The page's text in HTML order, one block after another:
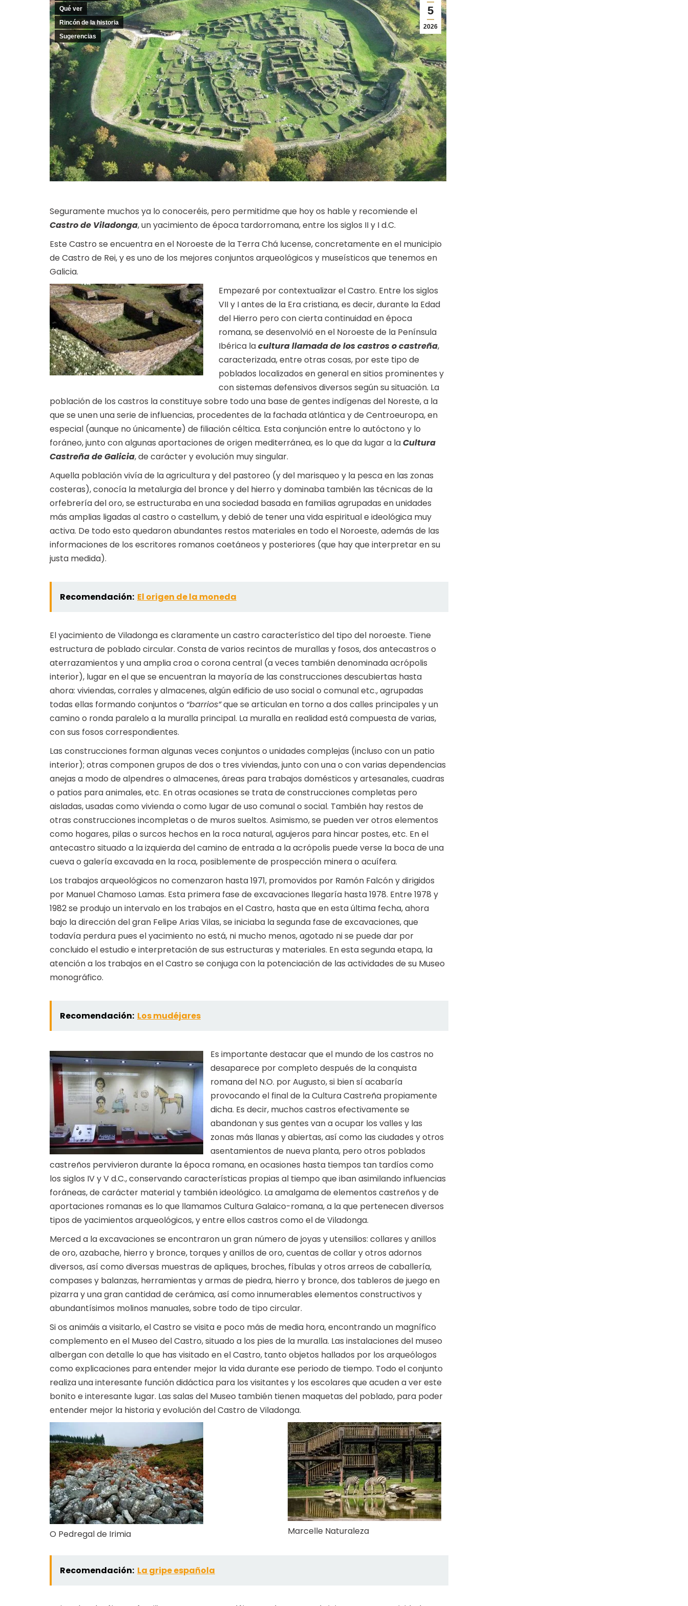
5
2026
Qué ver
Rincón de la historia
Sugerencias
Seguramente muchos ya lo conoceréis, pero permitidme que hoy os hable y recomiende el
Castro de Viladonga, un yacimiento de época tardorromana, entre los siglos II y I d.C.
Este Castro se encuentra en el Noroeste de la Terra Chá lucense, concretamente en el municipio
de Castro de Rei, y es uno de los mejores conjuntos arqueológicos y museísticos que tenemos en
Galicia.
Empezaré por contextualizar el Castro. Entre los siglos
VII y I antes de la Era cristiana, es decir, durante la Edad
del Hierro pero con cierta continuidad en época
romana, se desenvolvió en el Noroeste de la Península
Ibérica lacultura llamada de los castros o castreña,
caracterizada, entre otras cosas, por este tipo de
poblados localizados en general en sitios prominentes y
con sistemas defensivos diversos según su situación. La
población de los castros la constituye sobre todo una base de gentes indígenas del Noreste, a la
que se unen una serie de influencias, procedentes de la fachada atlántica y de Centroeuropa, en
especial (aunque no únicamente) de filiación céltica. Esta conjunción entre lo autóctono y lo
foráneo, junto con algunas aportaciones de origen mediterránea, es lo que da lugar a laCultura
Castreña de Galicia, de carácter y evolución muy singular.
Aquella población vivía de la agricultura y del pastoreo (y del marisqueo y la pesca en las zonas
costeras), conocía la metalurgia del bronce y del hierro y dominaba también las técnicas de la
orfebrería del oro, se estructuraba en una sociedad basada en familias agrupadas en unidades
más amplias ligadas al castro o castellum, y debió de tener una vida espiritual e ideológica muy
activa. De todo esto quedaron abundantes restos materiales en todo el Noroeste, además de las
informaciones de los escritores romanos coetáneos y posteriores (que hay que interpretar en su
justa medida).
Recomendación: El origen de la moneda
El yacimiento de Viladonga es claramente un castro característico del tipo del noroeste. Tiene
estructura de poblado circular. Consta de varios recintos de murallas y fosos, dos antecastros o
aterrazamientos y una amplia croa o corona central (a veces también denominada acrópolis
interior), lugar en el que se encuentran la mayoría de las construcciones descubiertas hasta
ahora: viviendas, corrales y almacenes, algún edificio de uso social o comunal etc., agrupadas
todas ellas formando conjuntos o “barrios”que se articulan en torno a dos calles principales y un
camino o ronda paralelo a la muralla principal. La muralla en realidad está compuesta de varias,
con sus fosos correspondientes.
Las construcciones forman algunas veces conjuntos o unidades complejas (incluso con un patio
interior); otras componen grupos de dos o tres viviendas, junto con una o con varias dependencias
anejas a modo de alpendres o almacenes, áreas para trabajos domésticos y artesanales, cuadras
o patios para animales, etc. En otras ocasiones se trata de construcciones completas pero
aisladas, usadas como vivienda o como lugar de uso comunal o social. También hay restos de
otras construcciones incompletas o de muros sueltos. Asimismo, se pueden ver otros elementos
como hogares, pilas o surcos hechos en la roca natural, agujeros para hincar postes, etc. En el
antecastro situado a la izquierda del camino de entrada a la acrópolis puede verse la boca de una
cueva o galería excavada en la roca, posiblemente de prospección minera o acuífera.
Los trabajos arqueológicos no comenzaron hasta 1971, promovidos por Ramón Falcón y dirigidos
por Manuel Chamoso Lamas. Esta primera fase de excavaciones llegaría hasta 1978. Entre 1978 y
1982 se produjo un intervalo en los trabajos en el Castro, hasta que en esta última fecha, ahora
bajo la dirección del gran Felipe Arias Vilas, se iniciaba la segunda fase de excavaciones, que
todavía perdura pues el yacimiento no está, ni mucho menos, agotado ni se puede dar por
concluido el estudio e interpretación de sus estructuras y materiales. En esta segunda etapa, la
atención a los trabajos en el Castro se conjuga con la potenciación de las actividades de su Museo
monográfico.
Recomendación: Los mudéjares
Es importante destacar que el mundo de los castros no
desaparece por completo después de la conquista
romana del N.O. por Augusto, si bien sí acabaría
provocando el final de la Cultura Castreña propiamente
dicha. Es decir, muchos castros efectivamente se
abandonan y sus gentes van a ocupar los valles y las
zonas más llanas y abiertas, así como las ciudades y otros
asentamientos de nueva planta, pero otros poblados
castreños pervivieron durante la época romana, en ocasiones hasta tiempos tan tardíos como
los siglos IV y V d.C., conservando características propias al tiempo que iban asimilando influencias
foráneas, de carácter material y también ideológico. La amalgama de elementos castreños y de
aportaciones romanas es lo que llamamos Cultura Galaico-romana, a la que pertenecen diversos
tipos de yacimientos arqueológicos, y entre ellos castros como el de Viladonga.
Merced a la excavaciones se encontraron un gran número de joyas y utensilios: collares y anillos
de oro, azabache, hierro y bronce, torques y anillos de oro, cuentas de collar y otros adornos
diversos, así como diversas muestras de apliques, broches, fíbulas y otros arreos de caballería,
compases y balanzas, herramientas y armas de piedra, hierro y bronce, dos tableros de juego en
pizarra y una gran cantidad de cerámica, así como innumerables elementos constructivos y
abundantísimos molinos manuales, sobre todo de tipo circular.
Si os animáis a visitarlo, el Castro se visita e poco más de media hora, encontrando un magnífico
complemento en el Museo del Castro, situado a los pies de la muralla. Las instalaciones del museo
albergan con detalle lo que has visitado en el Castro, tanto objetos hallados por los arqueólogos
como explicaciones para entender mejor la vida durante ese periodo de tiempo. Todo el conjunto
realiza una interesante función didáctica para los visitantes y los escolares que acuden a ver este
bonito e interesante lugar. Las salas del Museo también tienen maquetas del poblado, para poder
entender mejor la historia y evolución del Castro de Viladonga.
O Pedregal de Irimia Marcelle Naturaleza
Recomendación: La gripe española